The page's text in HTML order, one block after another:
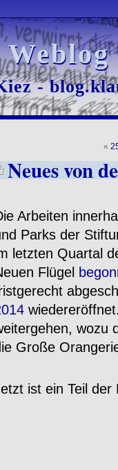
-
-
«
Neues von
Arbeiten
Parks der
letzten Quartal
Flügel
wozu
Große
ist ein Teil der